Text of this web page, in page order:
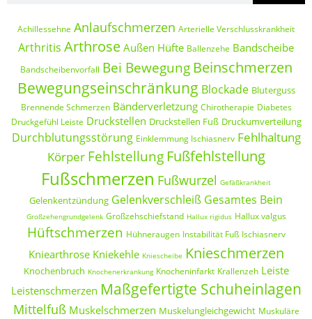
Achillessehne Anlaufschmerzen Arterielle Verschlusskrankheit
Arthritis Arthrose Außen Hüfte Ballenzehe Bandscheibe
Bandscheibenvorfall Bei Bewegung Beinschmerzen
Bewegungseinschränkung Blockade Bluterguss
Brennende Schmerzen Bänderverletzung Chirotherapie Diabetes
Druckgefühl Leiste Druckstellen Druckstellen Fuß Druckumverteilung
Durchblutungsstörung Einklemmung Ischiasnerv Fehlhaltung
Körper Fehlstellung Fußfehlstellung
Fußschmerzen Fußwurzel Gefäßkrankheit
Gelenkentzündung Gelenkverschleiß Gesamtes Bein
Großzehengrundgelenk Großzehschiefstand Hallux rigidus Hallux valgus
Hüftschmerzen Hühneraugen Instabilität Fuß Ischiasnerv
Kniearthrose Kniekehle Kniescheibe Knieschmerzen
Knochenbruch Knochenerkrankung Knocheninfarkt Krallenzeh Leiste
Leistenschmerzen Maßgefertigte Schuheinlagen
Mittelfuß Muskelschmerzen Muskelungleichgewicht Muskuläre